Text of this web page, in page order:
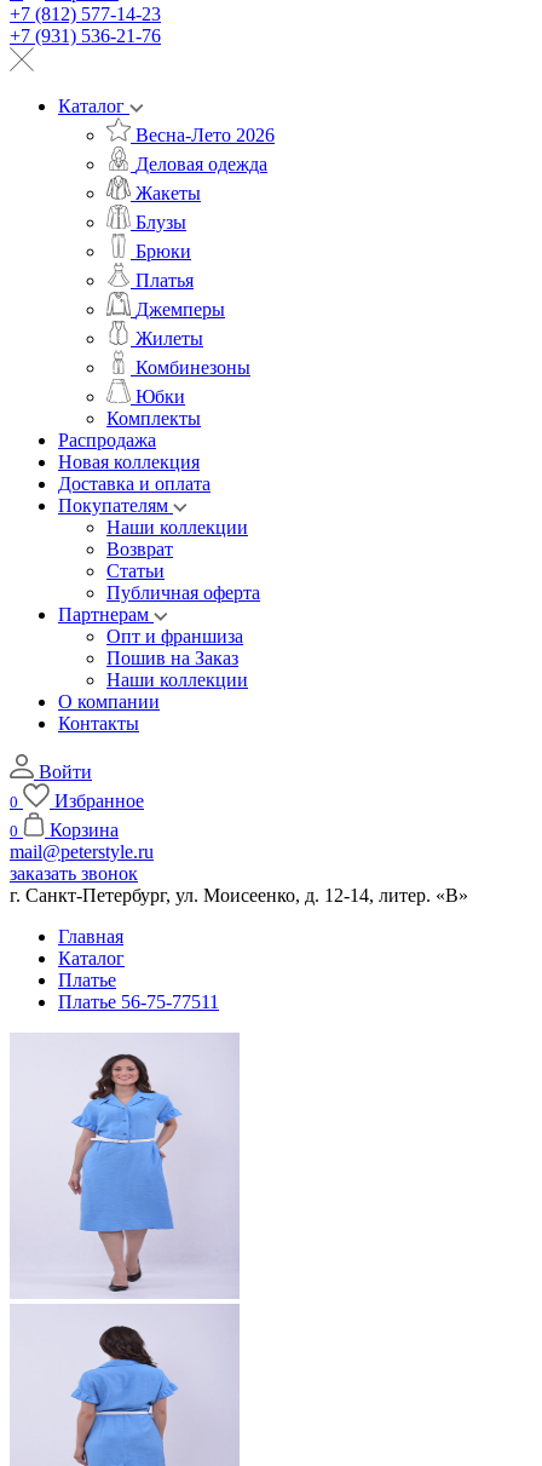
+7 (812) 577-14-23
+7 (931) 536-21-76
Каталог
Весна-Лето 2026
Деловая одежда
Жакеты
Блузы
Брюки
Платья
Джемперы
Жилеты
Комбинезоны
Юбки
Комплекты
Распродажа
Новая коллекция
Доставка и оплата
Покупателям
Наши коллекции
Возврат
Статьи
Публичная оферта
Партнерам
Опт и франшиза
Пошив на Заказ
Наши коллекции
О компании
Контакты
Войти
0 Избранное
0
Корзина
mail@peterstyle.ru
заказать звонок
г. Санкт-Петербург, ул. Моисеенко, д. 12-14, литер. «В»
Главная
Каталог
Платье
Платье 56-75-77511